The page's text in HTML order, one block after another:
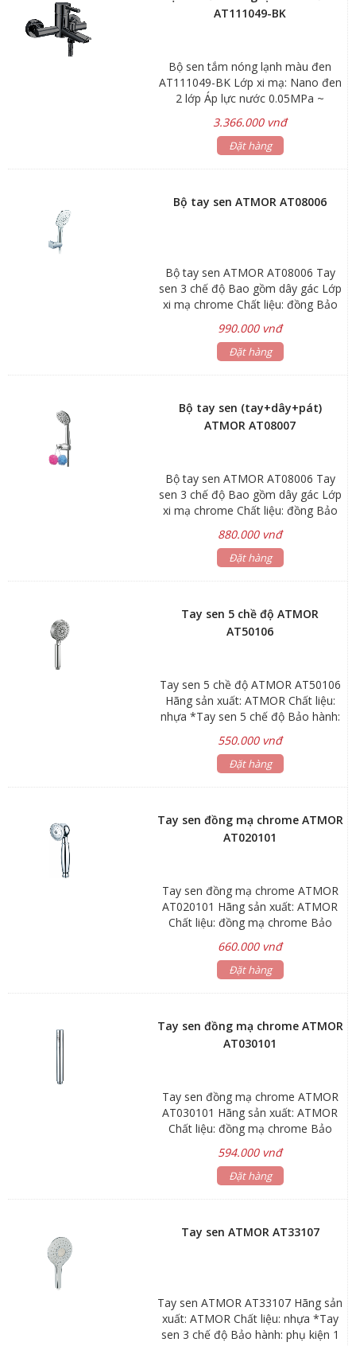
AT111049-BK
Bộ sen tắm nóng lạnh màu đen
AT111049-BK Lớp xi mạ: Nano đen
2 lớp Áp lực nước 0.05MPa ~
H65 Kích thước: 176x186mm Bảo
hành: sen vòi 3 năm, phụ kiện 1
hoàn toàn. Chống ăn mòn, hàm
chất lượng tốt nhất
3.366.000 vnđ
Đặt hàng
Bộ tay sen ATMOR AT08006
Bộ tay sen ATMOR AT08006 Tay
sen 3 chế độ Bao gồm dây gác Lớp
xi mạ chrome Chất liệu: đồng Bảo
năm Thân vòi làm bằng hợp kim
đồng cao cấp H65 Van đĩa bằng sứ
vòi nước uống, bảo vệ môi trường
Kiểu dáng hiện đại, sang trọng và
990.000 vnđ
Đặt hàng
Bộ tay sen (tay+dây+pát)
ATMOR AT08007
Bộ tay sen ATMOR AT08006 Tay
sen 3 chế độ Bao gồm dây gác Lớp
xi mạ chrome Chất liệu: đồng Bảo
năm Thân vòi làm bằng hợp kim
đồng cao cấp H65 Van đĩa bằng sứ
lượng chì < 0.03% Đạt tiêu chuẩn
vòi nước uống, bảo vệ môi trường
Kiểu dáng hiện đại, sang trọng và
880.000 vnđ
Đặt hàng
Tay sen 5 chề độ ATMOR
AT50106
Tay sen 5 chề độ ATMOR AT50106
Hãng sản xuất: ATMOR Chất liệu:
nhựa *Tay sen 5 chế độ Bảo hành:
hợp kim đồng cao cấp H65 Van đĩa
bằng sứ chống bám cặn bẩn giúp
tiêu chuẩn vòi nước uống, bảo vệ
môi trường
550.000 vnđ
Đặt hàng
Tay sen đồng mạ chrome ATMOR
AT020101
Tay sen đồng mạ chrome ATMOR
AT020101 Hãng sản xuất: ATMOR
Chất liệu: đồng mạ chrome Bảo
chrome Chống bám bẩn và không
bị rỉ sét trong môi trường ẩm ướt
660.000 vnđ
Đặt hàng
Tay sen đồng mạ chrome ATMOR
AT030101
Tay sen đồng mạ chrome ATMOR
AT030101 Hãng sản xuất: ATMOR
Chất liệu: đồng mạ chrome Bảo
đồng mạ chrome Kiểu dáng hiện
đại, sang trọng và chất lượng tốt
594.000 vnđ
Đặt hàng
Tay sen ATMOR AT33107
Tay sen ATMOR AT33107 Hãng sản
xuất: ATMOR Chất liệu: nhựa *Tay
sen 3 chế độ Bảo hành: phụ kiện 1